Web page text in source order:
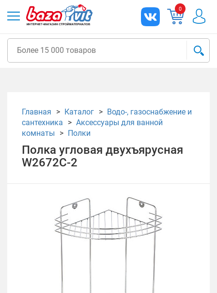
0
Главная Каталог
Водо-, газоснабжение и
сантехника
Аксессуары для ванной
комнаты
Полки
Полка угловая двухъярусная
W2672C-2